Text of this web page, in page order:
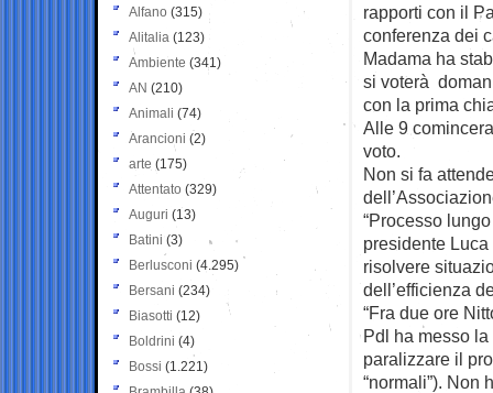
rapporti con il
conferenza dei
Madama ha
si voterà
con la prima
Alle 9
voto.
Non si fa
“Processo
presidente
risolvere
dell’efficienza
“Fra due ore
Pdl ha messo
paralizzare il
“normali”). Non
Alfano (315)
Alitalia (123)
Ambiente (341)
AN (210)
Animali (74)
Arancioni (2)
arte (175)
Attentato (329)
Auguri (13)
Batini (3)
Berlusconi (4.295)
Bersani (234)
Biasotti (12)
Boldrini (4)
Bossi (1.221)